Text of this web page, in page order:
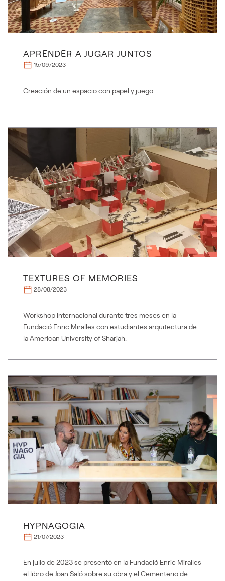
APRENDER A JUGAR JUNTOS
15/09/2023
Creación de un espacio con papel y juego.
TEXTURES OF MEMORIES
28/08/2023
Workshop internacional durante tres meses en la
Fundació Enric Miralles con estudiantes arquitectura de
la American University of Sharjah.
HYPNAGOGIA
21/07/2023
En julio de 2023 se presentó en la Fundació Enric Miralles
el libro de Joan Saló sobre su obra y el Cementerio de